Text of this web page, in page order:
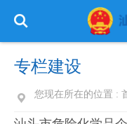
专栏建设
您现在所在的位置 :